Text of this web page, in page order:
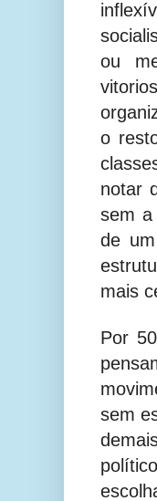
ou
o
notar
sem a
de
mais
Por
sem